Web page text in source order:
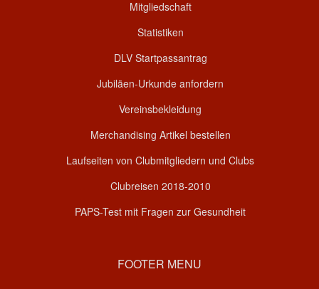
Mitgliedschaft
Statistiken
DLV Startpassantrag
Jubiläen-Urkunde anfordern
Vereinsbekleidung
Merchandising Artikel bestellen
Laufseiten von Clubmitgliedern und Clubs
Clubreisen 2018-2010
PAPS-Test mit Fragen zur Gesundheit
FOOTER MENU